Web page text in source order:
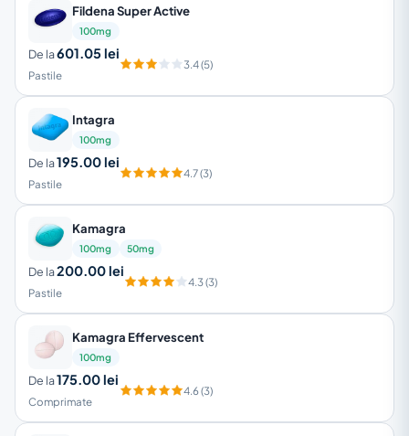
Intagra
100mg
De la195.00 lei
Pastile
4.7 (3)
Fildena Super Active
100mg
De la601.05 lei
Pastile
3.4 (5)
Kamagra Effervescent
100mg
De la175.00 lei
Comprimate
4.6 (3)
Kamagra
100mg 50mg
De la200.00 lei
Pastile
4.3 (3)